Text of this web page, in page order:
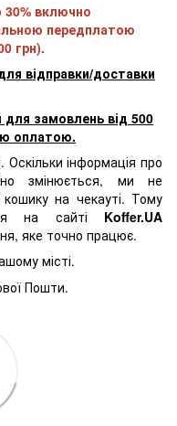
30% включно
передплатою
грн).
відправки/доставки
замовлень від 500
оплатою.
Оскільки інформація про
змінюється, ми не
на чекауті. Тому
на сайті Koffer.UA
яке точно працює.
місті.
Пошти.